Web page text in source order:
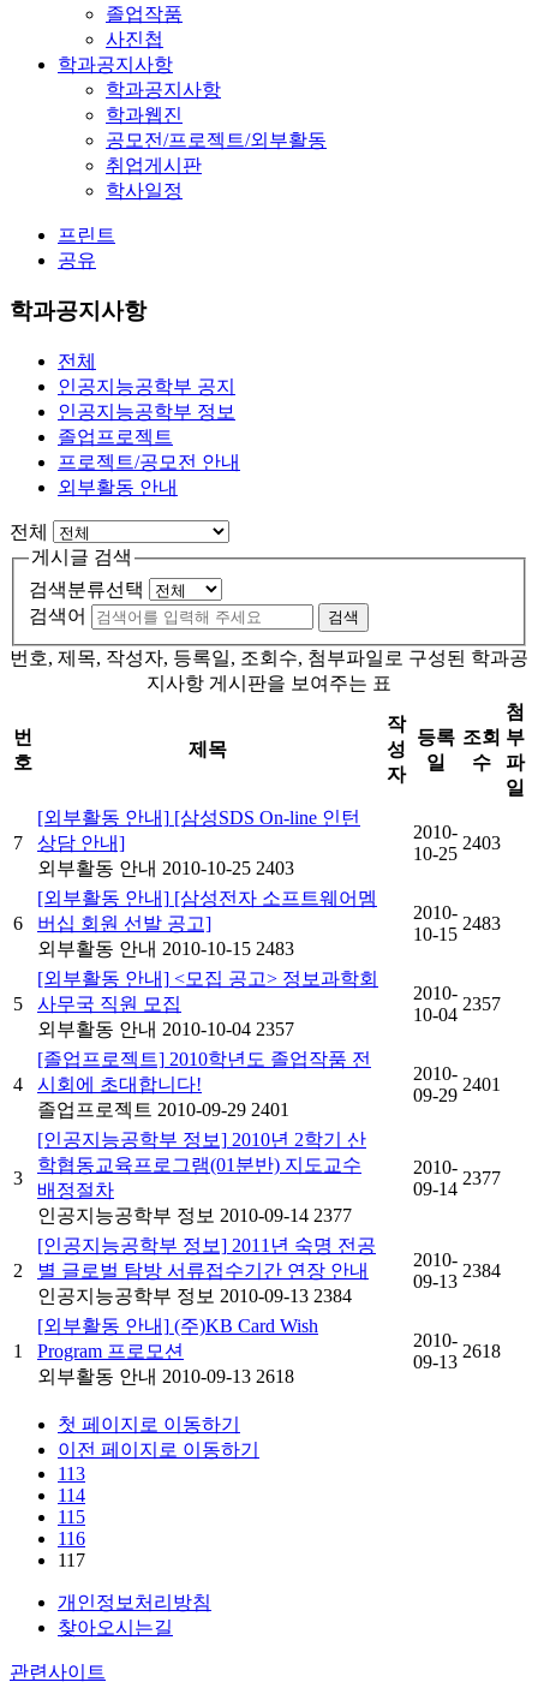
졸업작품
사진첩
학과공지사항
학과공지사항
학과웹진
공모전/프로젝트/외부활동
취업게시판
학사일정
프린트
공유
학과공지사항
전체
인공지능공학부 공지
인공지능공학부 정보
졸업프로젝트
프로젝트/공모전 안내
외부활동 안내
전체
게시글 검색
검색분류선택
검색어
검색
번호, 제목, 작성자, 등록일, 조회수, 첨부파일로 구성된 학과공
지사항 게시판을 보여주는 표
번
호
제목
작
성
자
등록
일
조회
수
첨
부
파
일
7
[외부활동 안내] [삼성SDS On-line 인턴
상담 안내]
외부활동 안내 2010-10-25 2403
2010-
10-25
2403
6
[외부활동 안내] [삼성전자 소프트웨어멤
버십 회원 선발 공고]
외부활동 안내 2010-10-15 2483
2010-
10-15
2483
5
[외부활동 안내] <모집 공고> 정보과학회
사무국 직원 모집
외부활동 안내 2010-10-04 2357
2010-
10-04
2357
4
[졸업프로젝트] 2010학년도 졸업작품 전
시회에 초대합니다!
졸업프로젝트 2010-09-29 2401
2010-
09-29
2401
3
[인공지능공학부 정보] 2010년 2학기 산
학협동교육프로그램(01분반) 지도교수
배정절차
인공지능공학부 정보 2010-09-14 2377
2010-
09-14
2377
2
[인공지능공학부 정보] 2011년 숙명 전공
별 글로벌 탐방 서류접수기간 연장 안내
인공지능공학부 정보 2010-09-13 2384
2010-
09-13
2384
1
[외부활동 안내] (주)KB Card Wish
Program 프로모션
외부활동 안내 2010-09-13 2618
2010-
09-13
2618
첫 페이지로 이동하기
이전 페이지로 이동하기
113
114
115
116
117
개인정보처리방침
찾아오시는길
관련사이트